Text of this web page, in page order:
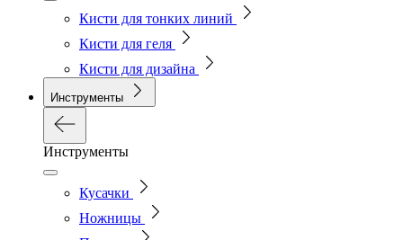
Кисти для тонких линий
Кисти для геля
Кисти для дизайна
Инструменты
Инструменты
Кусачки
Ножницы